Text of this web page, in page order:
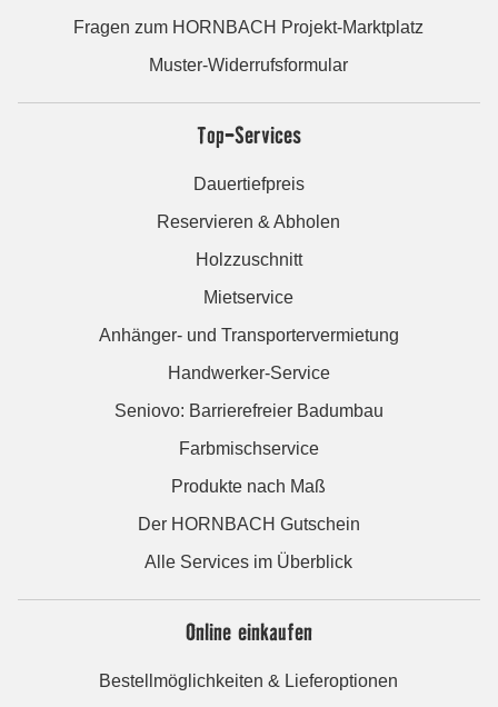
Fragen zum HORNBACH Projekt-Marktplatz
Muster-Widerrufsformular
Top-Services
Dauertiefpreis
Reservieren & Abholen
Holzzuschnitt
Mietservice
Anhänger- und Transportervermietung
Handwerker-Service
Seniovo: Barrierefreier Badumbau
Farbmischservice
Produkte nach Maß
Der HORNBACH Gutschein
Alle Services im Überblick
Online einkaufen
Bestellmöglichkeiten & Lieferoptionen